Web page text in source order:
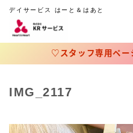
デイサービス はーと＆はあと
MENU
♡スタッフ専用ペ
IMG_2117